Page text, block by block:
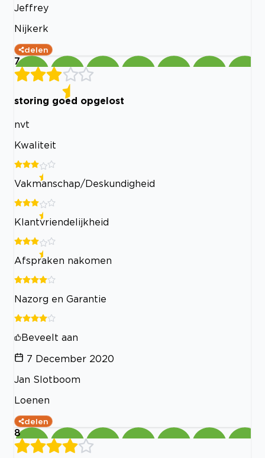
Jeffrey
Nijkerk
delen
7
storing goed opgelost
nvt
Kwaliteit
Vakmanschap/Deskundigheid
Klantvriendelijkheid
Afspraken nakomen
Nazorg en Garantie
Beveelt aan
7 December 2020
Jan Slotboom
Loenen
delen
8